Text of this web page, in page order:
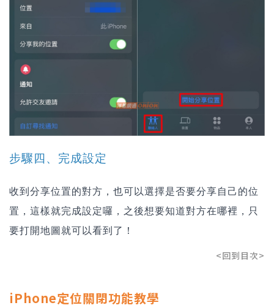
步驟四、完成設定
收到分享位置的對方，也可以選擇是否要分享自己的位
置，這樣就完成設定囉，之後想要知道對方在哪裡，只
要打開地圖就可以看到了！
<回到目次>
iPhone定位關閉功能教學